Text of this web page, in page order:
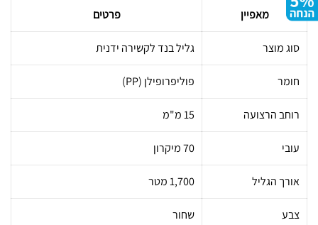
מאפיין פרטים
סוג מוצר גליל בנד לקשירה ידנית
חומר פוליפרופילן (PP)
רוחב הרצועה 15 מ"מ
עובי 70 מיקרון
אורך הגליל 1,700 מטר
צבע שחור